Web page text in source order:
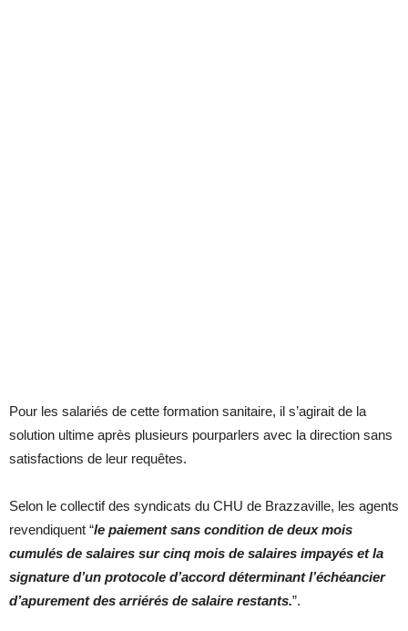
Pour les salariés de cette formation sanitaire, il s’agirait de la
solution ultime après plusieurs pourparlers avec la direction sans
satisfactions de leur requêtes.
Selon le collectif des syndicats du CHU de Brazzaville, les agents
revendiquent “le paiement sans condition de deux mois
cumulés de salaires sur cinq mois de salaires impayés et la
signature d’un protocole d’accord déterminant l’échéancier
d’apurement des arriérés de salaire restants.”.